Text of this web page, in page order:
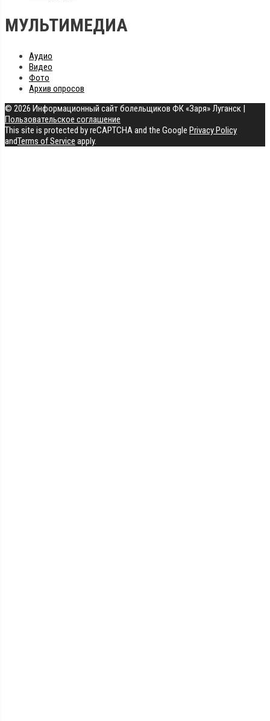
МУЛЬТИМЕДИА
Аудио
Видео
Фото
Архив опросов
© 2026 Информационный сайт болельщиков ФК «Заря» Луганск |
Пользовательское соглашение
This site is protected by reCAPTCHA and the Google Privacy Policy
andTerms of Service apply.